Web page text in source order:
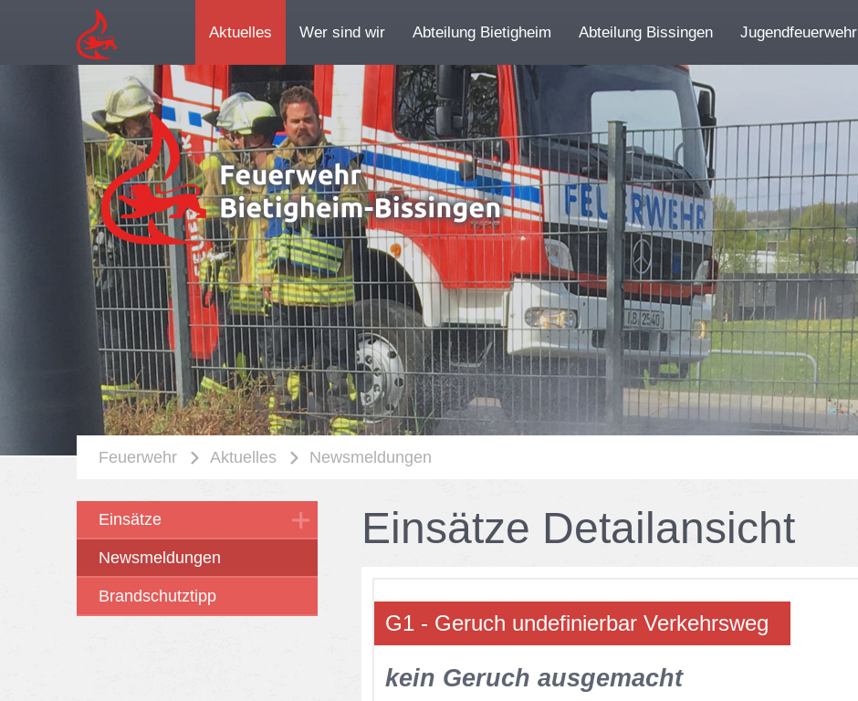
Aktuelles Wer sind wir Abteilung Bietigheim Abteilung Bissingen Jugendfeuerwehr
Feuerwehr Aktuelles Newsmeldungen
Einsätze
Newsmeldungen
Brandschutztipp
Ein­sät­ze De­tail­an­sicht
G1 - Ge­ruch un­de­fi­nier­bar Ver­kehrs­weg
kein Ge­ruch aus­ge­macht